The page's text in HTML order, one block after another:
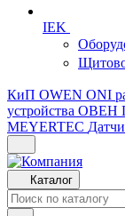
IEK
КиП OWEN ONI
устройства ОВЕН
MEYERTEC
Каталог